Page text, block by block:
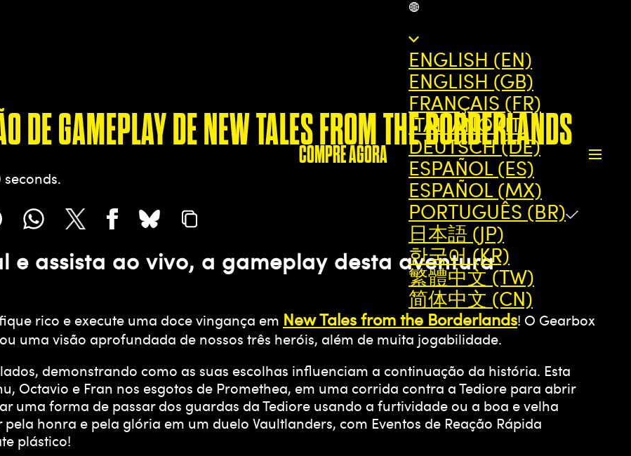
COMPRE AGORA
ENGLISH (EN)
ENGLISH (GB)
FRANÇAIS (FR)
ITALIANO (IT)
DEUTSCH (DE)
ESPAÑOL (ES)
ESPAÑOL (MX)
PORTUGUÊS (BR)
日本語 (JP)
한국어 (KR)
繁體中文 (TW)
简体中文 (CN)
DE GAMEPLAY DE NEW TALES FROM THE BORDERLANDS
seconds
e assista ao vivo, a gameplay desta aventura
rico e execute uma doce vingança em New Tales from the Borderlands! O Gearbox
uma visão aprofundada de nossos três heróis, além de muita jogabilidade.
demonstrando como as suas escolhas influenciam a continuação da história. Esta
Octavio e Fran nos esgotos de Promethea, em uma corrida contra a Tediore para abrir
uma forma de passar dos guardas da Tediore usando a furtividade ou a boa e velha
honra e pela glória em um duelo Vaultlanders, com Eventos de Reação Rápida
plástico!